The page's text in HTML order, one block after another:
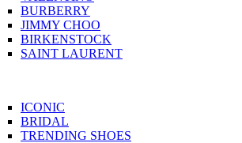
BURBERRY
JIMMY CHOO
BIRKENSTOCK
SAINT LAURENT
ICONIC
BRIDAL
TRENDING SHOES